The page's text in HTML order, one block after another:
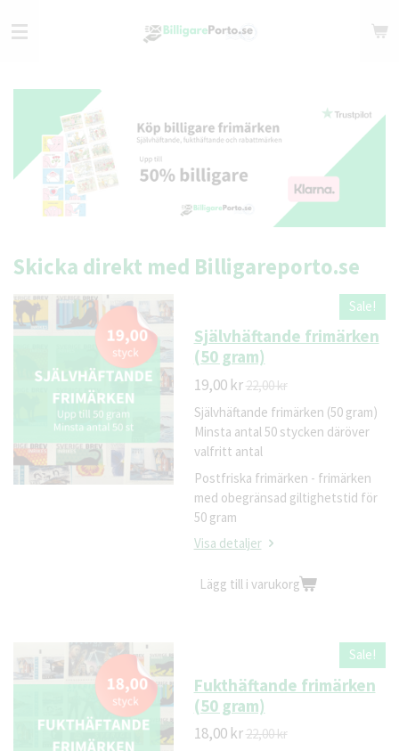
till
Skicka direkt med Billigareporto.se
Sale!
Självhäftande frimärken
(50 gram)
19,00 kr22,00 kr
Självhäftande frimärken (50 gram)
Minsta antal 50 stycken däröver
valfritt antal
Postfriska frimärken - frimärken
med obegränsad giltighetstid för
50 gram
Visa detaljer
Lägg till i varukorg
Sale!
Fukthäftande frimärken
(50 gram)
18,00 kr22,00 kr